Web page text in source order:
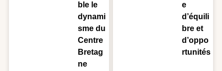
ble le
dynami
sme du
Centre
Bretag
ne
e
d’équili
bre et
d’oppo
rtunités